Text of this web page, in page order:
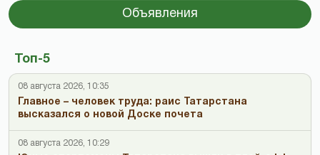
Объявления
Топ-5
08 августа 2026, 10:35
Главное – человек труда: раис Татарстана
высказался о новой Доске почета
08 августа 2026, 10:29